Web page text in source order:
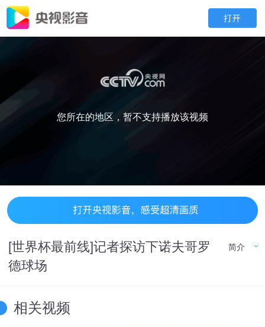
您所在的地区，暂不支持播放该视频
[世界杯最前线]记者探访下诺夫哥罗
德球场
简介
相关视频